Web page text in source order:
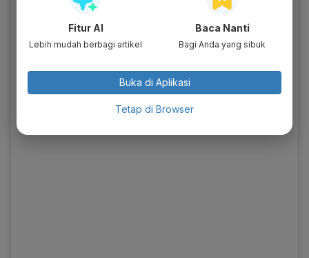
View this post on Instagram
Fitur AI
Lebih mudah berbagi artikel
Baca Nanti
Bagi Anda yang sibuk
Buka di Aplikasi
Tetap di Browser